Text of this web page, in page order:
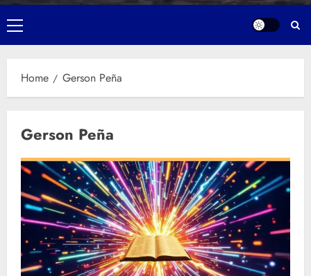
Primary
Menu
Home Gerson Peña
Gerson Peña